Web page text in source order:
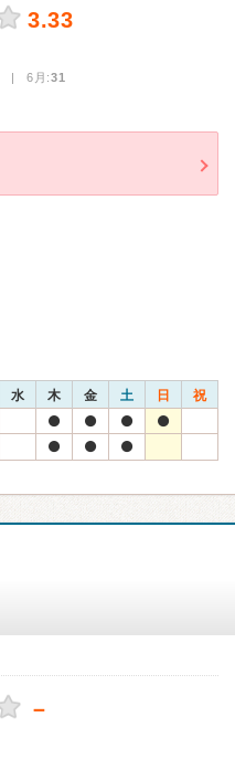
3.33
| 6月:31
水 木 金 土 日 祝
－